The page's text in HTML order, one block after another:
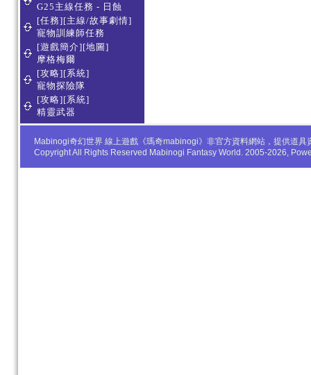
G25主線任務 - 日蝕
[任務][主線/故事劇情]
寵物訓練師任務
[遊戲簡介][地圖]
摩格梅爾
[攻略][系統]
寵物探險隊
[攻略][系統]
精靈武器
Mabinogi奇幻世界 線上遊戲《瑪奇mabinogi》非官方資料網站，提供道
Copyright All Rights Reserved Mabinogi Fantasy World. 2005-2026,